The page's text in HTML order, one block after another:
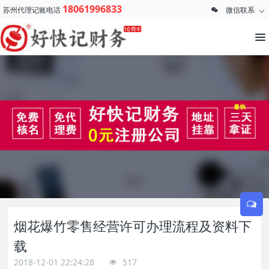
苏州代理记账电话 18061996833 微信联系
烟花爆竹零售经营许可办理流程及资料下
载
2018-12-01 22:24:28 517